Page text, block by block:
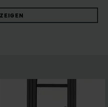
sicheres und effizientes
der optimalen Abstimmung
Stapeln.